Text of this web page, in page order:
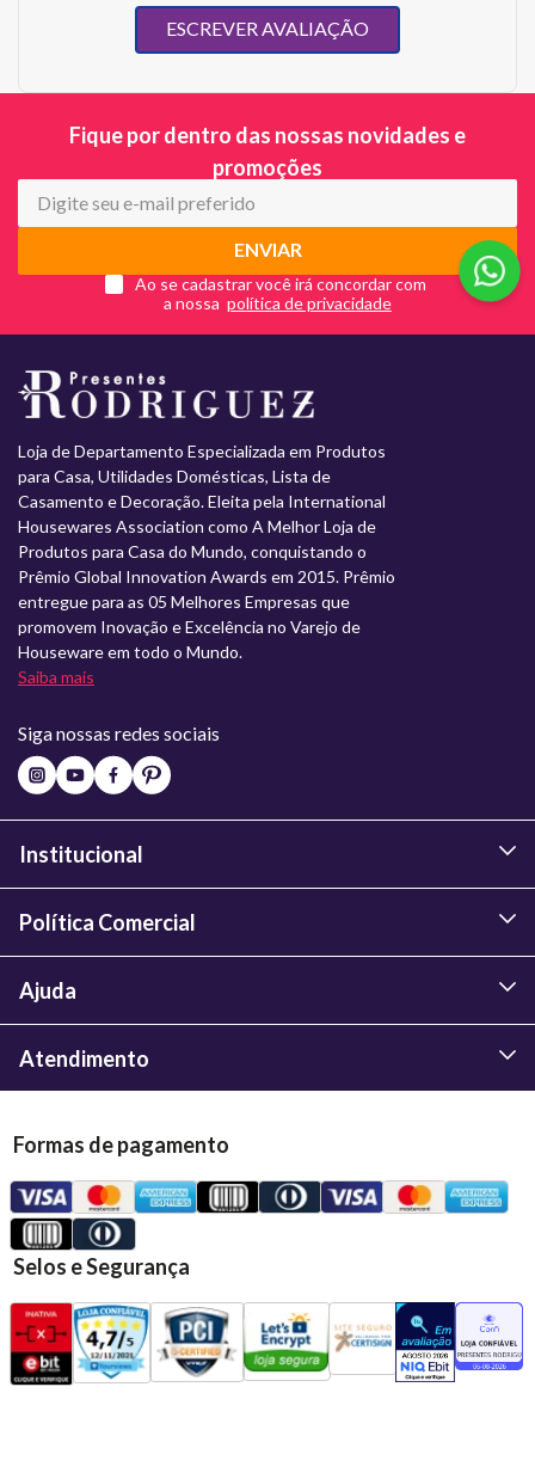
ESCREVER AVALIAÇÃO
Fique por dentro das nossas novidades e
promoções
ENVIAR
Ao se cadastrar você irá concordar com
a nossa
Loja de Departamento Especializada em Produtos
para Casa, Utilidades Domésticas, Lista de
Casamento e Decoração. Eleita pela International
Housewares Association como A Melhor Loja de
Produtos para Casa do Mundo, conquistando o
Prêmio Global Innovation Awards em 2015. Prêmio
entregue para as 05 Melhores Empresas que
promovem Inovação e Excelência no Varejo de
Houseware em todo o Mundo.
Saiba mais
Siga nossas redes sociais
Institucional
Política Comercial
Ajuda
Atendimento
Formas de pagamento
Selos e Segurança